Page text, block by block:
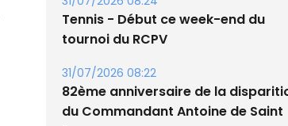
31/07/2026 08:22
du Commandant Antoine de Saint
Exupery